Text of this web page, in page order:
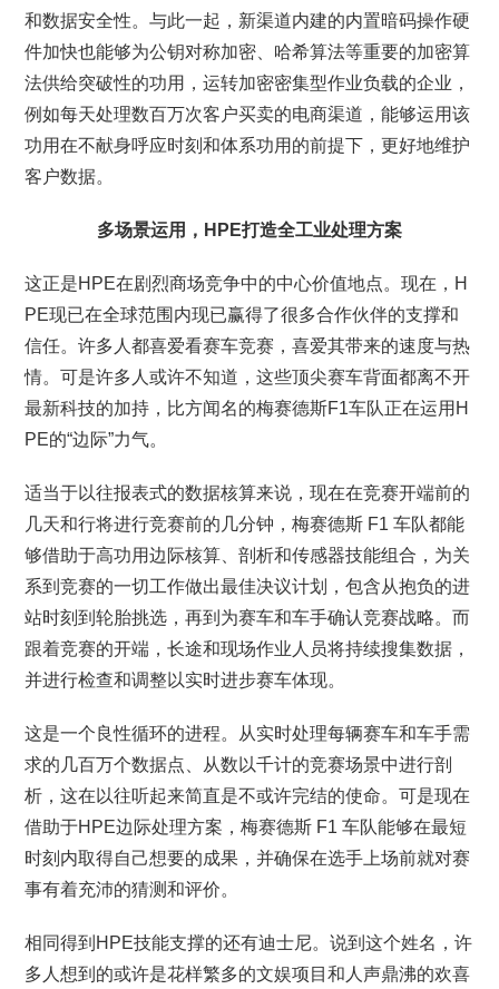
和数据安全性。与此一起，新渠道内建的内置暗码操作硬
件加快也能够为公钥对称加密、哈希算法等重要的加密算
法供给突破性的功用，运转加密密集型作业负载的企业，
例如每天处理数百万次客户买卖的电商渠道，能够运用该
功用在不献身呼应时刻和体系功用的前提下，更好地维护
客户数据。
多场景运用，HPE打造全工业处理方案
这正是HPE在剧烈商场竞争中的中心价值地点。现在，H
PE现已在全球范围内现已赢得了很多合作伙伴的支撑和
信任。许多人都喜爱看赛车竞赛，喜爱其带来的速度与热
情。可是许多人或许不知道，这些顶尖赛车背面都离不开
最新科技的加持，比方闻名的梅赛德斯F1车队正在运用H
PE的“边际”力气。
适当于以往报表式的数据核算来说，现在在竞赛开端前的
几天和行将进行竞赛前的几分钟，梅赛德斯 F1 车队都能
够借助于高功用边际核算、剖析和传感器技能组合，为关
系到竞赛的一切工作做出最佳决议计划，包含从抱负的进
站时刻到轮胎挑选，再到为赛车和车手确认竞赛战略。而
跟着竞赛的开端，长途和现场作业人员将持续搜集数据，
并进行检查和调整以实时进步赛车体现。
这是一个良性循环的进程。从实时处理每辆赛车和车手需
求的几百万个数据点、从数以千计的竞赛场景中进行剖
析，这在以往听起来简直是不或许完结的使命。可是现在
借助于HPE边际处理方案，梅赛德斯 F1 车队能够在最短
时刻内取得自己想要的成果，并确保在选手上场前就对赛
事有着充沛的猜测和评价。
相同得到HPE技能支撑的还有迪士尼。说到这个姓名，许
多人想到的或许是花样繁多的文娱项目和人声鼎沸的欢喜